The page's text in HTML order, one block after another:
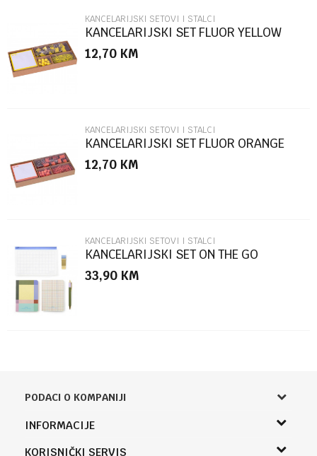
Poruka
POŠALJI
KANCELARIJSKI SETOVI I STALCI
KANCELARIJSKI SET FLUOR YELLOW
APLI
12,70 KM
KANCELARIJSKI SETOVI I STALCI
KANCELARIJSKI SET FLUOR ORANGE
APLI
12,70 KM
KANCELARIJSKI SETOVI I STALCI
KANCELARIJSKI SET ON THE GO
33,90 KM
PODACI O KOMPANIJI
Knjižara Kultura
INFORMACIJE
O nama
KORISNIČKI SERVIS